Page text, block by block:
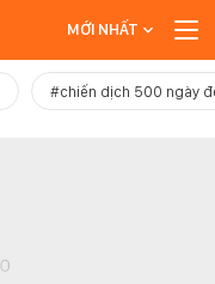
MỚI NHẤT
#chiến dịch 500 ngày